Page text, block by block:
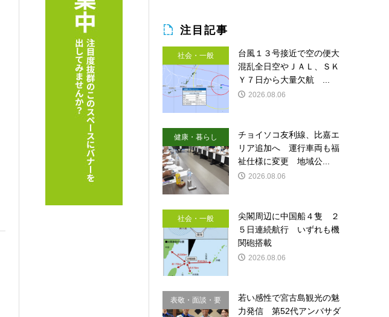
注目記事
社会・一般
台風１３号接近で空の便大
混乱全日空やＪＡＬ、ＳＫ
Ｙ７日から大量欠航 ...
2026.08.06
健康・暮らし
チョイソコ友利線、比嘉エ
リア追加へ 運行車両も福
祉仕様に変更 地域公...
2026.08.06
社会・一般
尖閣周辺に中国船４隻 ２
５日連続航行 いずれも機
関砲搭載
2026.08.06
表敬・面談・要
若い感性で宮古島観光の魅
力発信 第52代アンバサダ